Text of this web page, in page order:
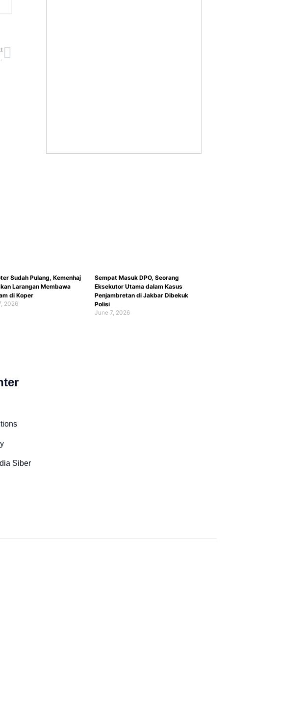
dalam Tas di Pati
Sudah Pulang, Kemenhaj
Larangan Membawa
di Koper
2026
Sempat Masuk DPO, Seorang
Eksekutor Utama dalam Kasus
Penjambretan di Jakbar Dibekuk
Polisi
June 7, 2026
Siber